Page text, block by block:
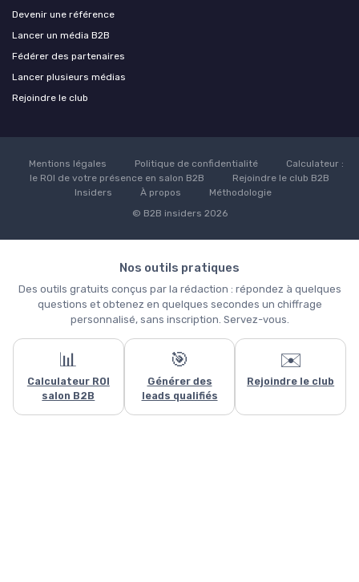
Devenir une référence
Lancer un média B2B
Fédérer des partenaires
Lancer plusieurs médias
Rejoindre le club
Mentions légales Politique de confidentialité
Calculateur :
le ROI de votre présence en salon B2B
Rejoindre le club B2B
Insiders
À propos
Méthodologie
© B2B insiders 2026
Nos outils pratiques
Des outils gratuits conçus par la rédaction : répondez à quelques
questions et obtenez en quelques secondes un chiffrage
personnalisé, sans inscription. Servez-vous.
📊
Calculateur ROI
salon B2B
🎯
Générer des
leads qualifiés
✉️
Rejoindre le club
Ce site utilise des cookies et vous donne le contrôle sur ceux que
vous souhaitez activer
Tout accepter Personnaliser